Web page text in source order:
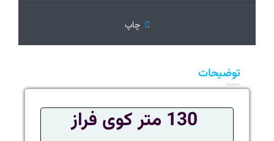
چاپ
توضیحات
130 متر کوی فراز